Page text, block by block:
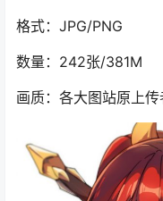
格式：JPG/PNG
数量：242张/381M
画质：各大图站原上